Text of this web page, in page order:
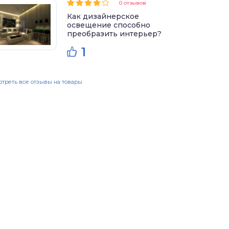
0 отзывов
Как дизайнерское
освещение способно
преобразить интерьер?
1
все отзывы на товары